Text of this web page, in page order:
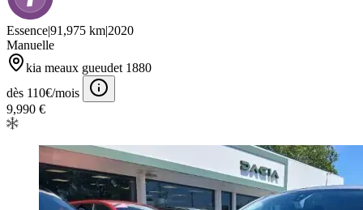
Essence|91,975 km|2020
Manuelle
kia meaux gueudet 1880
dès 110€/mois
9,990 €